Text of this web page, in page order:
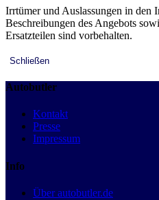
Irrtümer und Auslassungen in den
Beschreibungen des Angebots
Ersatzteilen sind vorbehalten.
Schließen
Autobutler
Kontakt
Presse
Impressum
Info
Über autobutler.de